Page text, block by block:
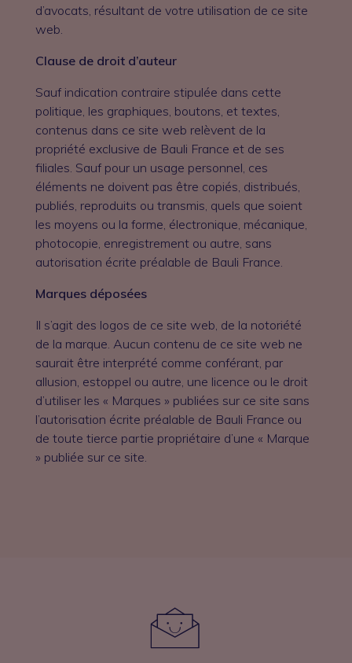
d’avocats, résultant de votre utilisation de ce site
web.
Clause de droit d’auteur
Sauf indication contraire stipulée dans cette
politique, les graphiques, boutons, et textes,
contenus dans ce site web relèvent de la
propriété exclusive de Bauli France et de ses
filiales. Sauf pour un usage personnel, ces
éléments ne doivent pas être copiés, distribués,
publiés, reproduits ou transmis, quels que soient
les moyens ou la forme, électronique, mécanique,
photocopie, enregistrement ou autre, sans
autorisation écrite préalable de Bauli France.
Marques déposées
Il s’agit des logos de ce site web, de la notoriété
de la marque. Aucun contenu de ce site web ne
saurait être interprété comme conférant, par
allusion, estoppel ou autre, une licence ou le droit
d’utiliser les « Marques » publiées sur ce site sans
l’autorisation écrite préalable de Bauli France ou
de toute tierce partie propriétaire d’une « Marque
» publiée sur ce site.